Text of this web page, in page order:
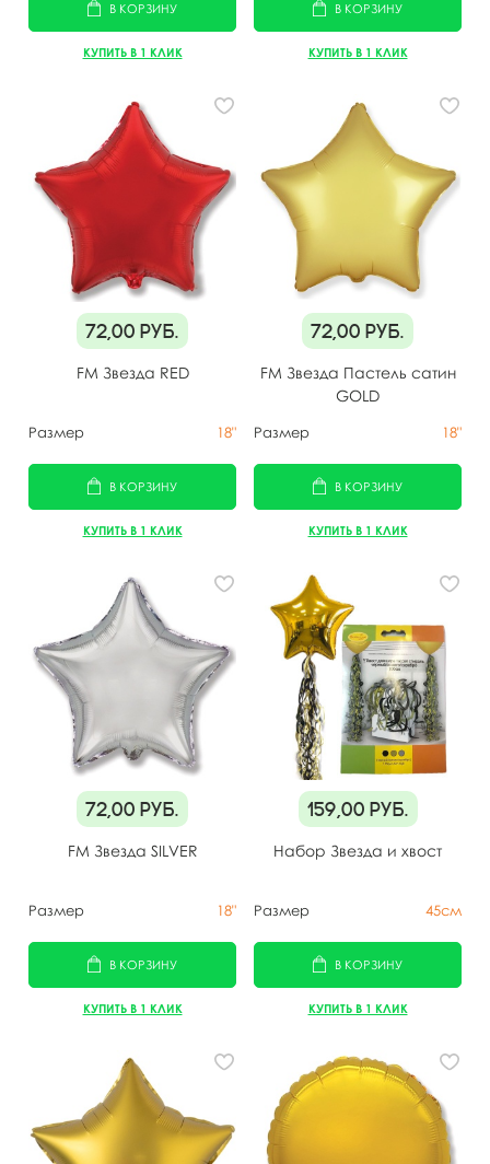
В КОРЗИНУ
КУПИТЬ В 1 КЛИК
В КОРЗИНУ
КУПИТЬ В 1 КЛИК
72,00 руб.
FM Звезда RED
Размер 18"
В КОРЗИНУ
КУПИТЬ В 1 КЛИК
72,00 руб.
FM Звезда Пастель сатин
GOLD
Размер 18"
В КОРЗИНУ
КУПИТЬ В 1 КЛИК
72,00 руб.
FM Звезда SILVER
Размер 18"
В КОРЗИНУ
КУПИТЬ В 1 КЛИК
159,00 руб.
Набор Звезда и хвост
Размер 45см
В КОРЗИНУ
КУПИТЬ В 1 КЛИК